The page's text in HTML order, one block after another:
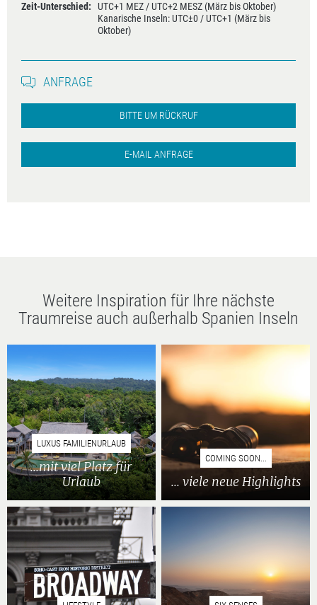
Zeit-Unterschied:
UTC+1 MEZ / UTC+2 MESZ (März bis Oktober)
Kanarische Inseln: UTC±0 / UTC+1 (März bis
Oktober)
ANFRAGE
BITTE UM RÜCKRUF
E-MAIL ANFRAGE
Weitere Inspiration für Ihre nächste
Traumreise auch außerhalb Spanien Inseln
LUXUS FAMILIENURLAUB
...mit viel Platz für
Urlaub
COMING SOON...
... viele neue Highlights